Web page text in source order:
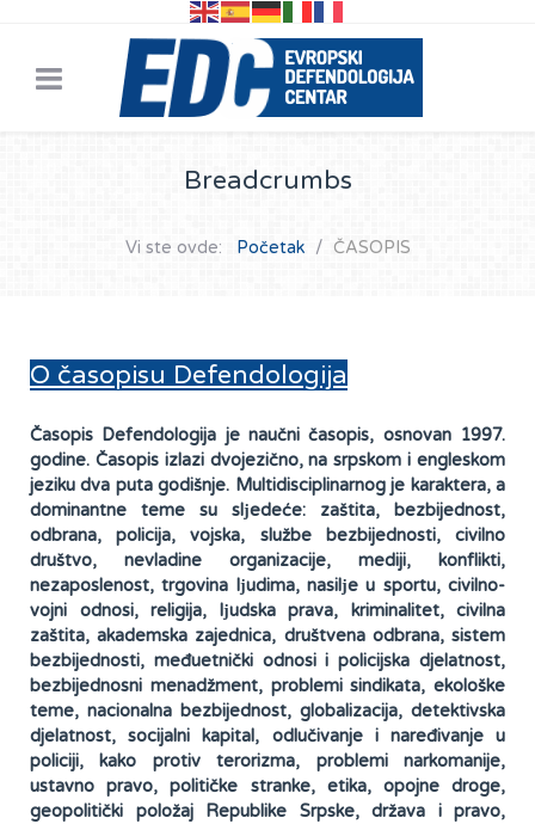
Breadcrumbs
Vi ste ovde: Početak ČASOPIS
O časopisu Defendologija
Časopis Defendologija je naučni časopis, osnovan 1997.
godine. Časopis izlazi dvojezično, na srpskom i engleskom
jeziku dva puta godišnje. Multidisciplinarnog je karaktera, a
dominantne teme su slјedeće: zaštita, bezbijednost,
odbrana, policija, vojska, službe bezbijednosti, civilno
društvo, nevladine organizacije, mediji, konflikti,
nezaposlenost, trgovina lјudima, nasilјe u sportu, civilno-
vojni odnosi, religija, lјudska prava, kriminalitet, civilna
zaštita, akademska zajednica, društvena odbrana, sistem
bezbijednosti, međuetnički odnosi i policijska djelatnost,
bezbijednosni menadžment, problemi sindikata, ekološke
teme, nacionalna bezbijednost, globalizacija, detektivska
djelatnost, socijalni kapital, odlučivanje i naređivanje u
policiji, kako protiv terorizma, problemi narkomanije,
ustavno pravo, političke stranke, etika, opojne droge,
geopolitički položaj Republike Srpske, država i pravo,